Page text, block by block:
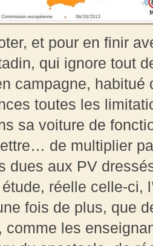
et pour en finir
qui ignore tout
campagne, habitué
toutes les
sa voiture de
de multiplier
dues aux PV
réelle celle-ci,
fois de plus, que
comme les